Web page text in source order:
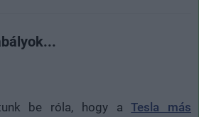
be róla, hogy aTesla más